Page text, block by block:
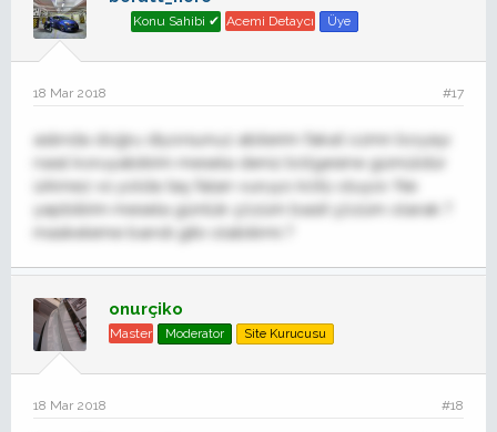
Konu Sahibi ✔ Acemi Detaycı Üye
18 Mar 2018 #17
aslında doğru diyorsunuz abilerim fakat ozmn boyayı
nasıl koruyabilirim mesela deniz bölgesine gümüldür
ürkmez vs yolda taş falan vuruyo kötü oluyor. Ne
yapbilirim mesela günlük çözüm basit çözüm olarak ?
maskeleme bandı gibi olabilirmi ?
onurçiko
Master Moderator Site Kurucusu
18 Mar 2018 #18